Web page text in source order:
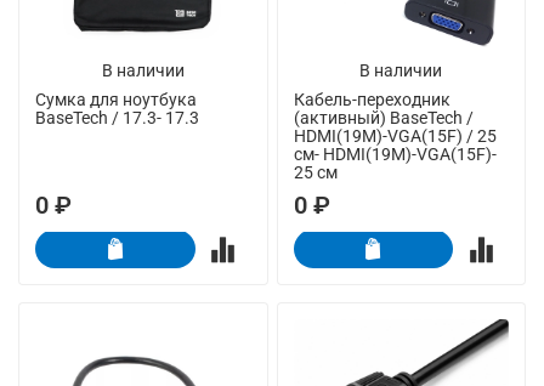
В наличии
Сумка для ноутбука
BaseTech / 17.3- 17.3
0 ₽
В наличии
Кабель-переходник
(активный) BaseTech /
HDMI(19M)-VGA(15F) / 25
см- HDMI(19M)-VGA(15F)-
25 см
0 ₽